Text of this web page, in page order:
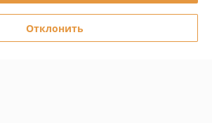
Deal.by
Отклонить